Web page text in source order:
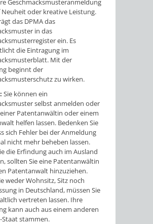
Geschmacksmusteranmeldung
oder kreative Leistung.
das DPMA das
in das
ein. Es
die Eintragung im
Mit der
beginnt der
zu wirken.
Sie können ein
selbst anmelden oder
Patentanwältin oder einem
helfen lassen. Bedenken Sie
sich Fehler bei der Anmeldung
nicht mehr beheben lassen.
die Erfindung auch im Ausland
sollten Sie eine Patentanwältin
Patentanwalt hinzuziehen.
weder Wohnsitz, Sitz noch
in Deutschland, müssen Sie
vertreten lassen. Ihre
kann auch aus einem anderen
Staat stammen.